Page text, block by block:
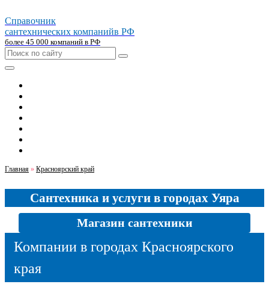
Справочник
сантехнических компанийв РФ
более 45 000 компаний в РФ
Главная » Красноярский край
Сантехника и услуги в городах Уяра
Магазин сантехники
Компании в городах Красноярского
края